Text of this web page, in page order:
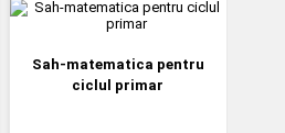
Sah-matematica pentru
ciclul primar